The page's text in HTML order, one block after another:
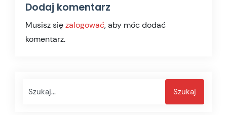
Dodaj komentarz
Musisz sięzalogować, aby móc dodać
komentarz.
Szukaj Szukaj